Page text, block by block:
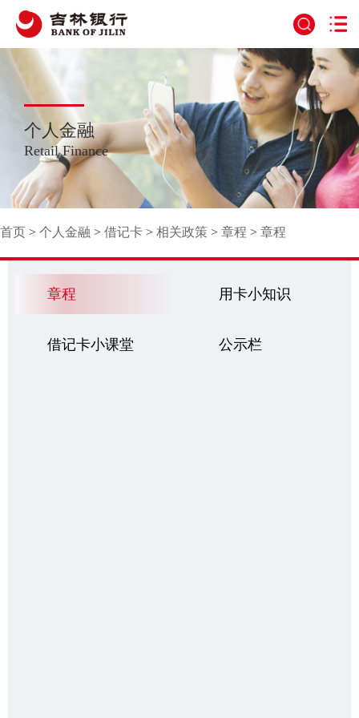
个人金融
Retail Finance
首页 > 个人金融 > 借记卡 > 相关政策 > 章程 > 章程
章程 用卡小知识
借记卡小课堂 公示栏